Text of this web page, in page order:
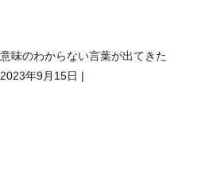
意味のわからない言葉が出てきた
2023年9月15日 |